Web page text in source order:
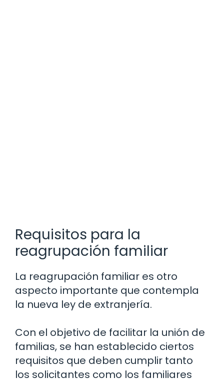
Requisitos para la
reagrupación familiar
La reagrupación familiar es otro
aspecto importante que contempla
la nueva ley de extranjería.
Con el objetivo de facilitar la unión de
familias, se han establecido ciertos
requisitos que deben cumplir tanto
los solicitantes como los familiares